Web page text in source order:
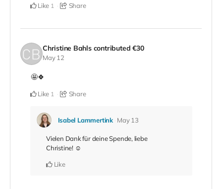
Like 1 Share
Christine Bahls contributed€30
May 12
🤩🍀
Like 1 Share
Isabel Lammertink May 13
Vielen Dank für deine Spende, liebe
Christine! ☺️
Like